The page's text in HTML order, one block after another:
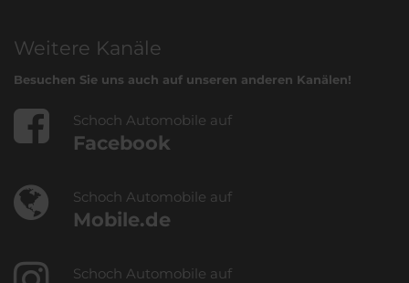
Weitere Kanäle
Besuchen Sie uns auch auf unseren anderen Kanälen!
Schoch Automobile auf
Facebook
Schoch Automobile auf
Mobile.de
Schoch Automobile auf